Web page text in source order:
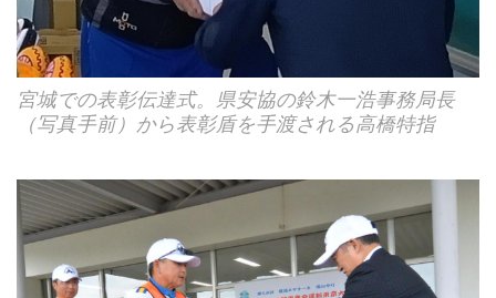
宮城での表彰伝達式。県安協の鈴木一浩事務局長
（写真手前）から表彰盾を手渡される高橋特指